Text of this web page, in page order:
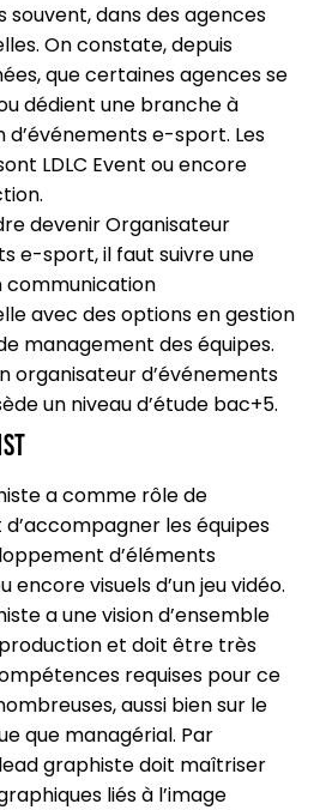
souvent, dans des agences
On constate, depuis
que certaines agences se
dédient une branche à
d’événements e-sport. Les
LDLC Event ou encore
devenir Organisateur
e-sport, il faut suivre une
communication
avec des options en gestion
management des équipes.
organisateur d’événements
un niveau d’étude bac+5.
a comme rôle de
les équipes
d’éléments
encore visuels d’un jeu vidéo.
a une vision d’ensemble
et doit être très
requises pour ce
aussi bien sur le
que managérial. Par
graphiste doit maîtriser
liés à l’image